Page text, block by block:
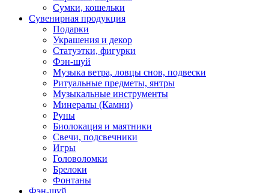
Сумки, кошельки
Сувенирная продукция
Подарки
Украшения и декор
Статуэтки, фигурки
Фэн-шуй
Музыка ветра, ловцы снов, подвески
Ритуальные предметы, янтры
Музыкальные инструменты
Минералы (Камни)
Руны
Биолокация и маятники
Свечи, подсвечники
Игры
Головоломки
Брелоки
Фонтаны